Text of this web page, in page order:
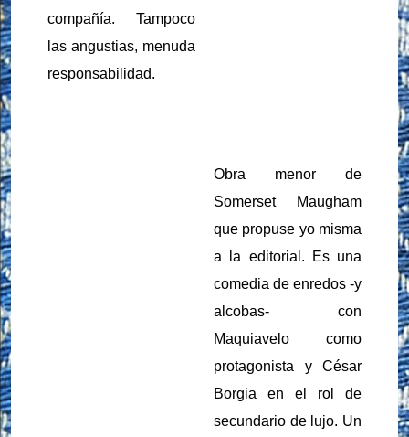
compañía.
Tampoco
las angustias, menuda
responsabilidad.
Obra menor de
Somerset Maugham
que propuse yo misma
a la editorial. Es una
comedia de enredos -y
alcobas- con
Maquiavelo como
protagonista y César
Borgia en el rol de
secundario de lujo. Un